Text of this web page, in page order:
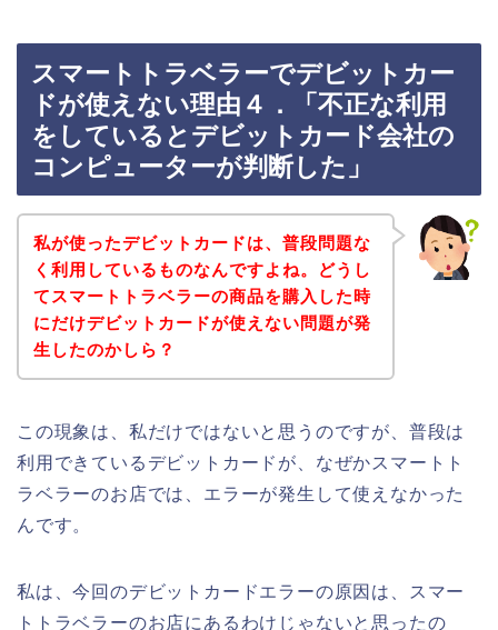
スマートトラベラーでデビットカー
ドが使えない理由４．「不正な利用
をしているとデビットカード会社の
コンピューターが判断した」
私が使ったデビットカードは、普段問題な
く利用しているものなんですよね。どうし
てスマートトラベラーの商品を購入した時
にだけデビットカードが使えない問題が発
生したのかしら？
この現象は、私だけではないと思うのですが、普段は
利用できているデビットカードが、なぜかスマートト
ラベラーのお店では、エラーが発生して使えなかった
んです。
私は、今回のデビットカードエラーの原因は、スマー
トトラベラーのお店にあるわけじゃないと思ったの